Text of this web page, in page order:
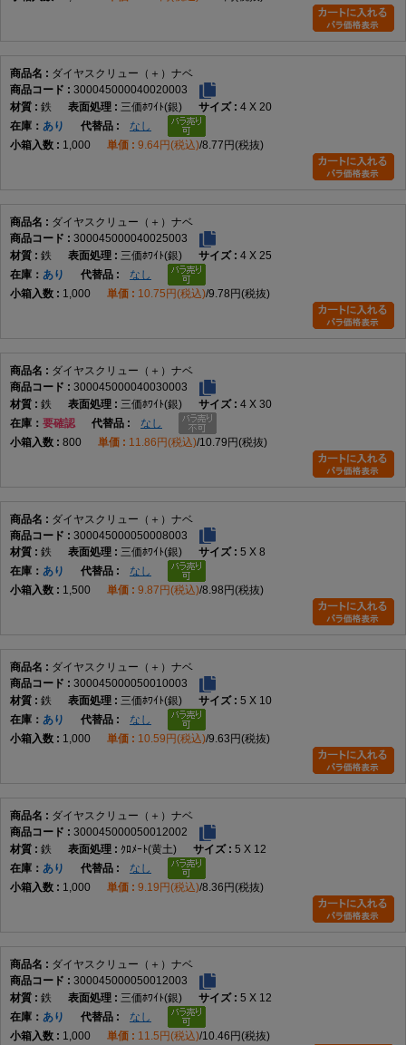
ダイヤスクリュー（＋）ナベ
300045000040020003
鉄
三価ﾎﾜｲﾄ(銀)
4 X 20
在庫
あり
なし
1,000
9.64円(税込) 8.77円(税抜)
ダイヤスクリュー（＋）ナベ
300045000040025003
鉄
三価ﾎﾜｲﾄ(銀)
4 X 25
在庫
あり
なし
1,000
10.75円(税込) 9.78円(税抜)
ダイヤスクリュー（＋）ナベ
300045000040030003
鉄
三価ﾎﾜｲﾄ(銀)
4 X 30
在庫
要確認
なし
800
11.86円(税込) 10.79円(税抜)
ダイヤスクリュー（＋）ナベ
300045000050008003
鉄
三価ﾎﾜｲﾄ(銀)
5 X 8
在庫
あり
なし
1,500
9.87円(税込) 8.98円(税抜)
ダイヤスクリュー（＋）ナベ
300045000050010003
鉄
三価ﾎﾜｲﾄ(銀)
5 X 10
在庫
あり
なし
1,000
10.59円(税込) 9.63円(税抜)
ダイヤスクリュー（＋）ナベ
300045000050012002
鉄
ｸﾛﾒｰﾄ(黄土)
5 X 12
在庫
あり
なし
1,000
9.19円(税込) 8.36円(税抜)
ダイヤスクリュー（＋）ナベ
300045000050012003
鉄
三価ﾎﾜｲﾄ(銀)
5 X 12
在庫
あり
なし
1,000
11.5円(税込) 10.46円(税抜)